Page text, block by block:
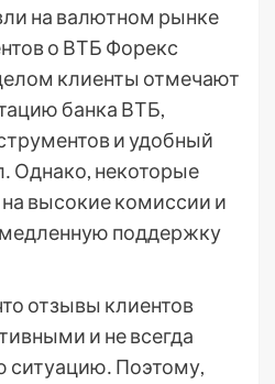
на валютном рынке
о ВТБ Форекс
клиенты отмечают
банка ВТБ,
и удобный
Однако, некоторые
высокие комиссии и
поддержку
отзывы клиентов
и не всегда
ситуацию․ Поэтому,